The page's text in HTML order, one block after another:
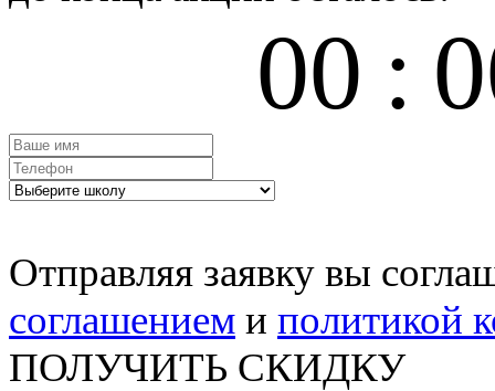
00 :
Отправляя заявку вы
соглашением и политикой
ПОЛУЧИТЬ СКИДКУ